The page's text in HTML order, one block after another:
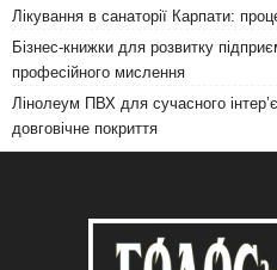
Лікування в санаторії Карпати:
Бізнес-книжки для розвитку
професійного мислення
Лінолеум ПВХ для сучасного
довговічне покриття